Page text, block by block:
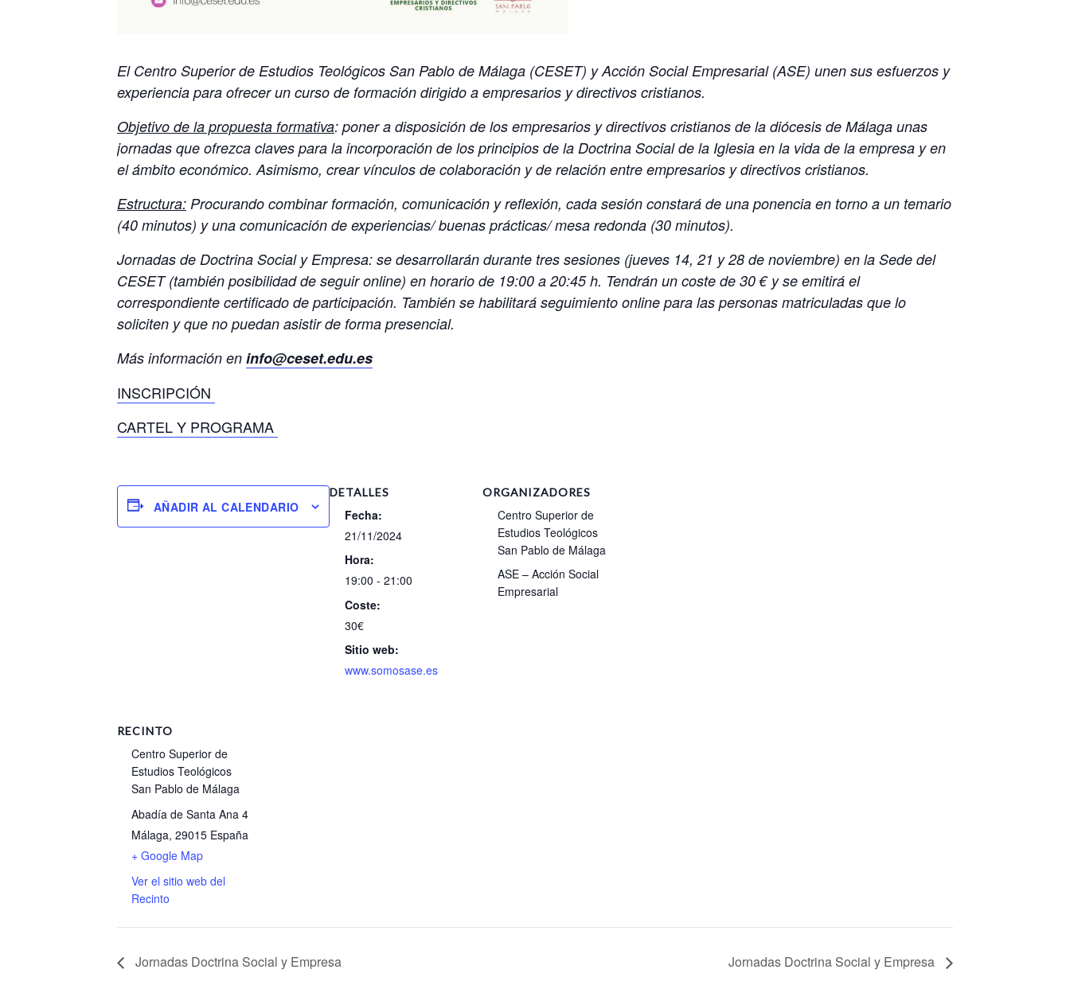
El Centro Superior de Estudios Teológicos San Pablo de Málaga (CESET) y Acción Social Empresarial (ASE) unen sus esfuerzos y
experiencia para ofrecer un curso de formación dirigido a empresarios y directivos cristianos.
Objetivo de la propuesta formativa: poner a disposición de los empresarios y directivos cristianos de la diócesis de Málaga unas
jornadas que ofrezca claves para la incorporación de los principios de la Doctrina Social de la Iglesia en la vida de la empresa y en
el ámbito económico. Asimismo, crear vínculos de colaboración y de relación entre empresarios y directivos cristianos.
Estructura: Procurando combinar formación, comunicación y reflexión, cada sesión constará de una ponencia en torno a un temario
(40 minutos) y una comunicación de experiencias/ buenas prácticas/ mesa redonda (30 minutos).
Jornadas de Doctrina Social y Empresa: se desarrollarán durante tres sesiones (jueves 14, 21 y 28 de noviembre) en la Sede del
CESET (también posibilidad de seguir online) en horario de 19:00 a 20:45 h. Tendrán un coste de 30 € y se emitirá el
correspondiente certificado de participación. También se habilitará seguimiento online para las personas matriculadas que lo
soliciten y que no puedan asistir de forma presencial.
Más información en info@ceset.edu.es
INSCRIPCIÓN
CARTEL Y PROGRAMA
AÑADIR AL CALENDARIO
DETALLES
Fecha:
21/11/2024
Hora:
19:00 - 21:00
Coste:
30€
Sitio web:
www.somosase.es
ORGANIZADORES
Centro Superior de
Estudios Teológicos
San Pablo de Málaga
ASE – Acción Social
Empresarial
RECINTO
Centro Superior de
Estudios Teológicos
San Pablo de Málaga
Abadía de Santa Ana 4
Málaga, 29015 España
+ Google Map
Ver el sitio web del
Recinto
Jornadas Doctrina Social y Empresa Jornadas Doctrina Social y Empresa